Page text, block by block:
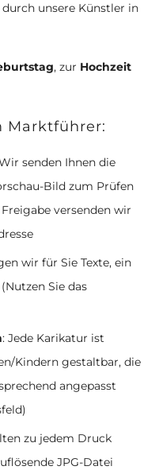
unsere Künstler in
, zur Hochzeit
Marktführer:
senden Ihnen die
Bild zum Prüfen
versenden wir
wir für Sie Texte, ein
Sie das
: Jede Karikatur ist
Kindern gestaltbar, die
angepasst
zu jedem Druck
JPG-Datei